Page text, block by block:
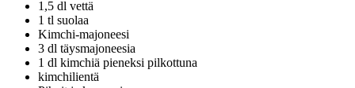
1,5 dl vettä
1 tl suolaa
Kimchi-majoneesi
3 dl täysmajoneesia
1 dl kimchiä pieneksi pilkottuna
kimchilientä